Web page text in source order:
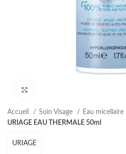
Accueil Soin Visage
Eau micellaire
URIAGE EAU THERMALE 50ml
URIAGE